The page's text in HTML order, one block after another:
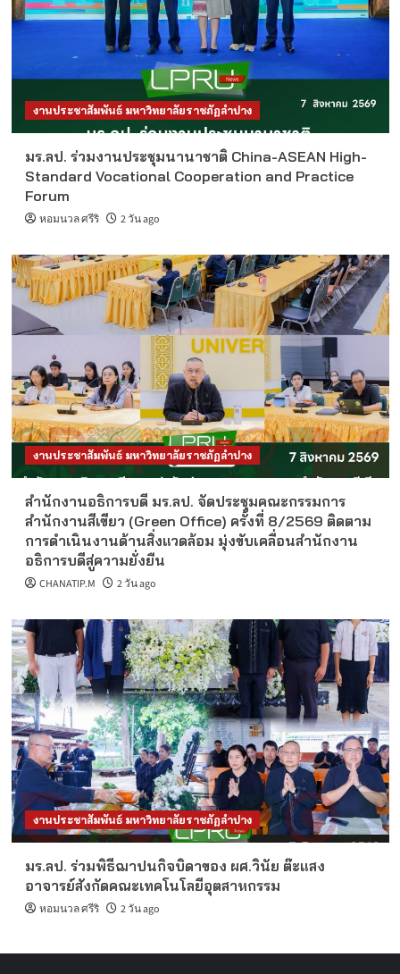
งานประชาสัมพันธ์ มหาวิทยาลัยราชภัฏลำปาง
มร.ลป. ร่วมงานประชุมนานาชาติ China-ASEAN High-
Standard Vocational Cooperation and Practice
Forum
หอมนวล ศรีริ 2 วัน ago
งานประชาสัมพันธ์ มหาวิทยาลัยราชภัฏลำปาง
สำนักงานอธิการบดี มร.ลป. จัดประชุมคณะกรรมการ
สำนักงานสีเขียว (Green Office) ครั้งที่ 8/2569 ติดตาม
การดำเนินงานด้านสิ่งแวดล้อม มุ่งขับเคลื่อนสำนักงาน
อธิการบดีสู่ความยั่งยืน
CHANATIP.M 2 วัน ago
งานประชาสัมพันธ์ มหาวิทยาลัยราชภัฏลำปาง
มร.ลป. ร่วมพิธีฌาปนกิจบิดาของ ผศ.วินัย ต๊ะแสง
อาจารย์สังกัดคณะเทคโนโลยีอุตสาหกรรม
หอมนวล ศรีริ 2 วัน ago